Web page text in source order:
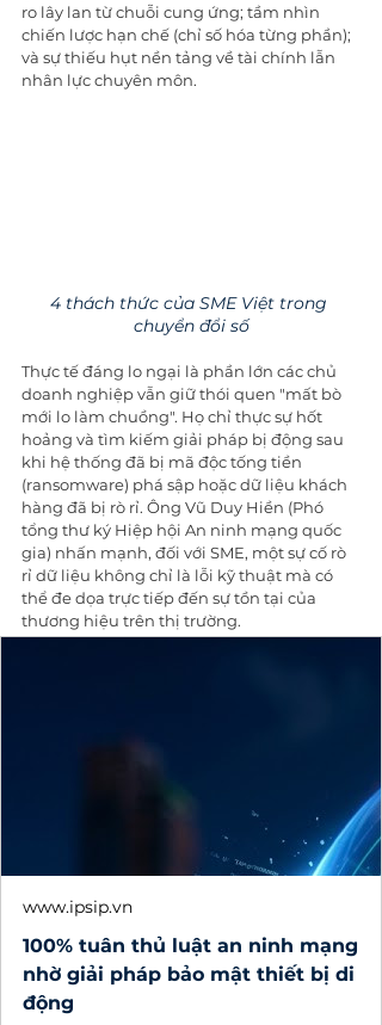
ro lây lan từ chuỗi cung ứng; tầm nhìn
chiến lược hạn chế (chỉ số hóa từng phần);
và sự thiếu hụt nền tảng về tài chính lẫn
nhân lực chuyên môn.
4 thách thức của SME Việt trong
chuyển đổi số
Thực tế đáng lo ngại là phần lớn các chủ
doanh nghiệp vẫn giữ thói quen "mất bò
mới lo làm chuồng". Họ chỉ thực sự hốt
hoảng và tìm kiếm giải pháp bị động sau
khi hệ thống đã bị mã độc tống tiền
(ransomware) phá sập hoặc dữ liệu khách
hàng đã bị rò rỉ. Ông Vũ Duy Hiền (Phó
tổng thư ký Hiệp hội An ninh mạng quốc
gia) nhấn mạnh, đối với SME, một sự cố rò
rỉ dữ liệu không chỉ là lỗi kỹ thuật mà có
thể đe dọa trực tiếp đến sự tồn tại của
thương hiệu trên thị trường.
www.ipsip.vn
100% tuân thủ luật an ninh mạng
nhờ giải pháp bảo mật thiết bị di
động